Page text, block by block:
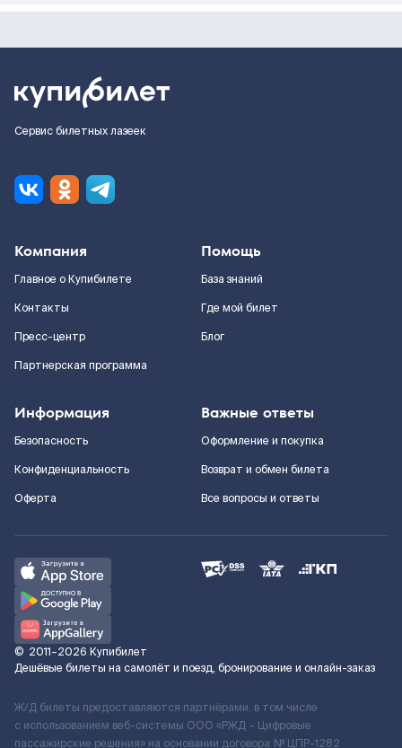
Сервис билетных лазеек
Компания
Главное о Купибилете
Контакты
Пресс-центр
Партнерская программа
Помощь
База знаний
Где мой билет
Блог
Информация
Безопасность
Конфиденциальность
Оферта
Важные ответы
Оформление и покупка
Возврат и обмен билета
Все вопросы и ответы
© 2011–2026 Купибилет
Дешёвые билеты на самолёт и поезд, бронирование и онлайн-заказ
Ж/Д билеты предоставляются партнёрами, в том числе
с использованием веб-системы ООО «РЖД – Цифровые
пассажирские решения» на основании договора № ЦПР-1282